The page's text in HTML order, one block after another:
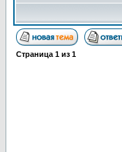
Страница 1 из 1